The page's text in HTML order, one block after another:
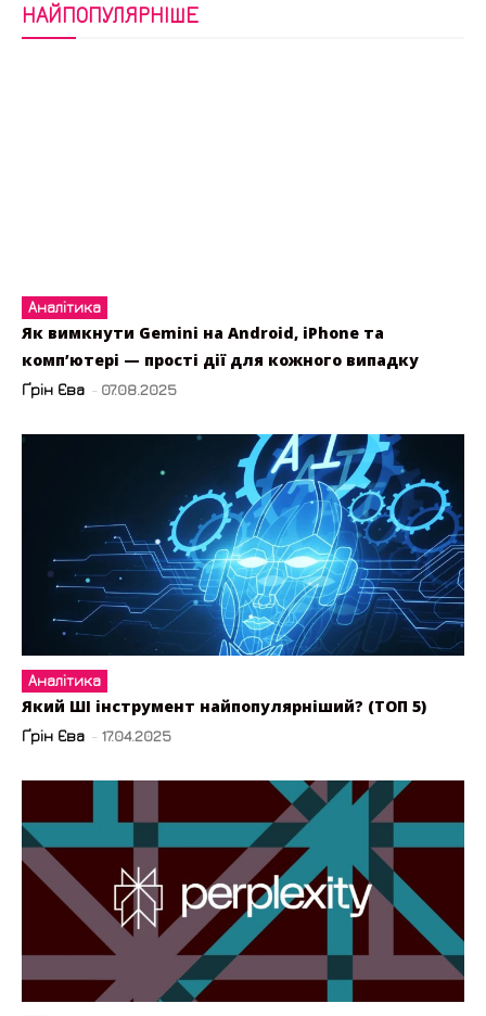
НАЙПОПУЛЯРНІШЕ
Аналітика
Як вимкнути Gemini на Android, iPhone та
комп’ютері — прості дії для кожного випадку
Ґрін Єва - 07.08.2025
Аналітика
Який ШІ інструмент найпопулярніший? (ТОП 5)
Ґрін Єва - 17.04.2025